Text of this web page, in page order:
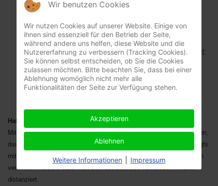
Ziegelweg
90610
Winkelhaid
vorstand@y
sgf.de
Altdorf
webmaster
@ysgf.de
Haftungsausschluss:
Mit Urteil vom 12. Mai 1998 hat das Landgericht Hamburg entschieden,
dass durch die Setzung eines Links die Inhalte
der gelinkten Seite ggfs.
mit zu verantworten sind. Dies kann, so das Landgericht, nur dadurch
verhindert werden, dass man sich ausdrücklich von diesen Inhalten
distanziert.
Wir benutzen Cookies
Wir nutzen Cookies auf unserer Website. Einige von
ihnen sind essenziell für den Betrieb der Seite,
während andere uns helfen, diese Website und die
Nutzererfahrung zu verbessern (Tracking Cookies).
Sie können selbst entscheiden, ob Sie die Cookies
zulassen möchten. Bitte beachten Sie, dass bei einer
Ablehnung womöglich nicht mehr alle
Funktionalitäten der Seite zur Verfügung stehen.
Akzeptieren
Ablehnen
Weitere Informationen Impressum